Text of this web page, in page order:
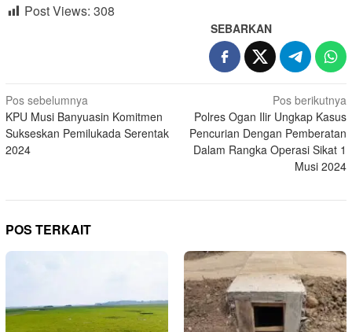
Post Views: 308
SEBARKAN
Navigasi
pos
Pos sebelumnya
KPU Musi Banyuasin Komitmen
Sukseskan Pemilukada Serentak
2024
Pos berikutnya
Polres Ogan Ilir Ungkap Kasus
Pencurian Dengan Pemberatan
Dalam Rangka Operasi Sikat 1
Musi 2024
POS TERKAIT